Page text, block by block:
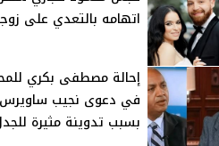
اتهامه بالتعدي على
إحالة مصطفى بكري
في دعوى نجيب ساويرس
بسبب تدوينة مثيرة